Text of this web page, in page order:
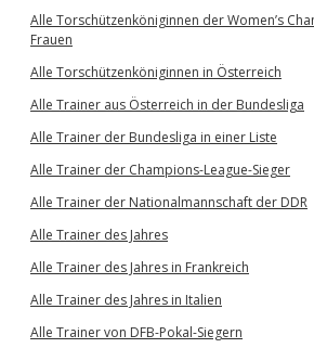
Alle Torschützenköniginnen der Women’s
Frauen
Alle Torschützenköniginnen in Österreich
Alle Trainer aus Österreich in der Bundesliga
Alle Trainer der Bundesliga in einer Liste
Alle Trainer der Champions-League-Sieger
Alle Trainer der Nationalmannschaft der DDR
Alle Trainer des Jahres
Alle Trainer des Jahres in Frankreich
Alle Trainer des Jahres in Italien
Alle Trainer von DFB-Pokal-Siegern